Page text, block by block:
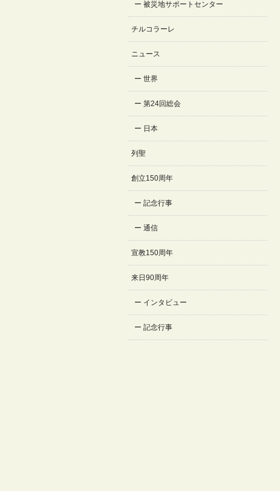
被災地サポートセンター
チルコラーレ
ニュース
世界
第24回総会
日本
列聖
創立150周年
記念行事
通信
宣教150周年
来日90周年
インタビュー
記念行事